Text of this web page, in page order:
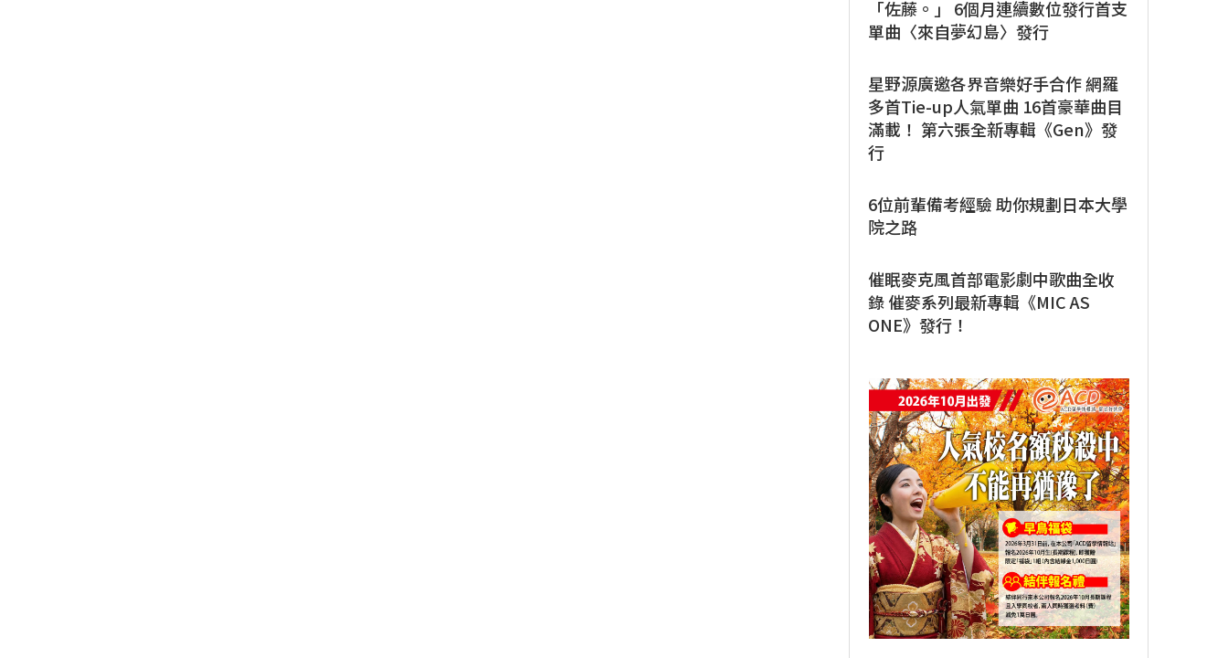
「佐藤。」 6個月連續數位發行首支
單曲〈來自夢幻島〉發行
星野源廣邀各界音樂好手合作 網羅
多首Tie-up人氣單曲 16首豪華曲目
滿載！ 第六張全新專輯《Gen》發
行
6位前輩備考經驗 助你規劃日本大學
院之路
催眠麥克風首部電影劇中歌曲全收
錄 催麥系列最新專輯《MIC AS
ONE》發行！